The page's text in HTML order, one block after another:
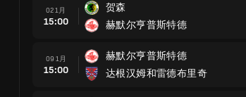
02 1月
15:00
贺森
赫默尔亨普斯特德
09 1月
15:00
赫默尔亨普斯特德
达根汉姆和雷德布里奇